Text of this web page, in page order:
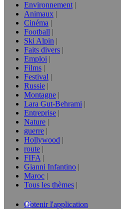
Environnement
Animaux
Cinéma
Football
Ski Alpin
Faits divers
Emploi
Films
Festival
Russie
Montagne
Lara Gut-Behrami
Entreprise
Nature
guerre
Hollywood
route
FIFA
Gianni Infantino
Maroc
Tous les thèmes
Obtenir l'application